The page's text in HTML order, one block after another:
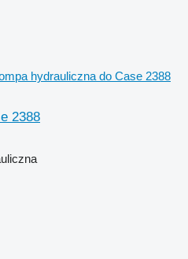
hydrauliczna do Case 2388
2388